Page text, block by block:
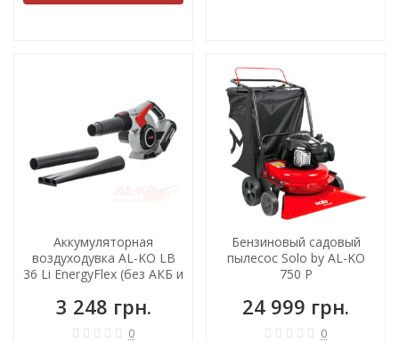
Аккумуляторная
воздуходувка AL-KO LB
36 Li EnergyFlex (без АКБ и
3 248 грн.
0
Бензиновый садовый
пылесос Solo by AL-KO
750 P
24 999 грн.
0